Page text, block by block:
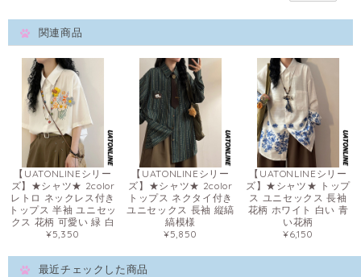
関連商品
【UATONLINEシリー
ズ】★シャツ★ 2color
レトロ ネックレス付き
トップス 半袖 ユニセッ
クス 花柄 可愛い 緑 白
¥5,350
【UATONLINEシリー
ズ】★シャツ★ 2color
トップス ネクタイ付き
ユニセックス 長袖 縦縞
縞模様
¥5,850
【UATONLINEシリー
ズ】★シャツ★ トップ
ス ユニセックス 長袖
花柄 ホワイト 白い 青
い花柄
¥6,150
最近チェックした商品